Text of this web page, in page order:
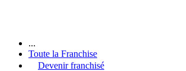
...
Toute la Franchise
Devenir franchisé